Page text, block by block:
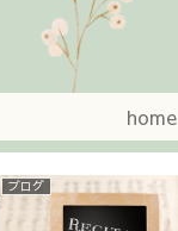
home
のらぼーな